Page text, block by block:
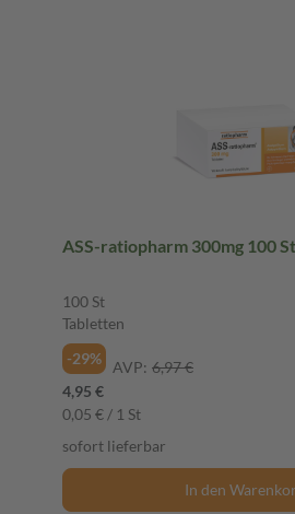
ASS-ratiopharm 300mg 100
100 St
Tabletten
-29%
AVP: 6,97 €
4,95 €
0,05 € / 1 St
sofort lieferbar
In den